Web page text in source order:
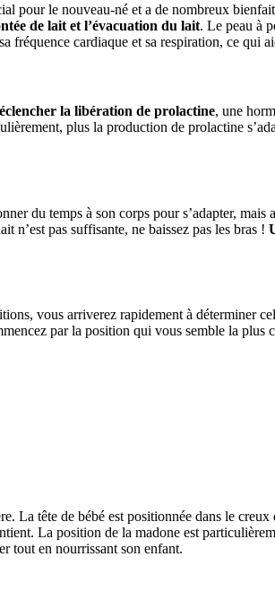
pour le nouveau-né et a de nombreux
de lait et l’évacuation du lait. Le peau à
fréquence cardiaque et sa respiration, ce qui
la libération de prolactine, une
plus la production de prolactine
du temps à son corps pour s’adapter,
n’est pas suffisante, ne baissez pas les bras !
vous arriverez rapidement à déterminer
par la position qui vous semble la plus
La tête de bébé est positionnée dans le
La position de la madone est
tout en nourrissant son enfant.